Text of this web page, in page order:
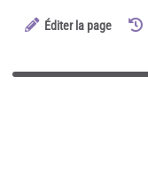
Éditer la page